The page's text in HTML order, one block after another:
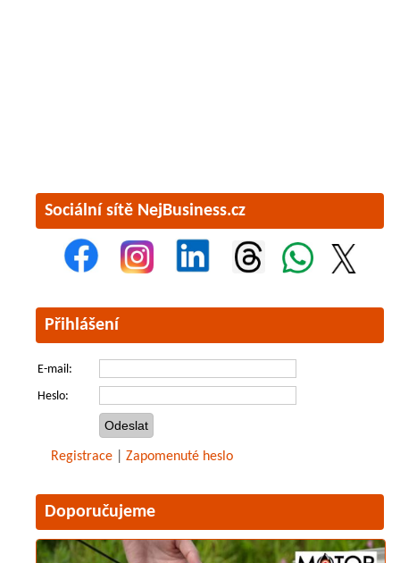
Sociální sítě NejBusiness.cz
Přihlášení
E-mail:
Heslo:
Registrace Zapomenuté heslo
Doporučujeme